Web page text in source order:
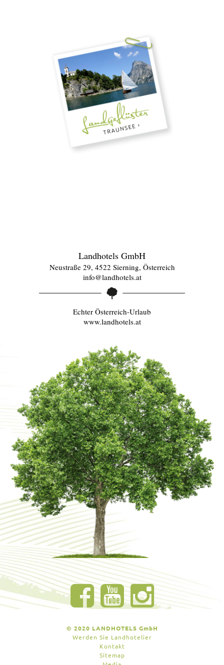
Landhotels GmbH
Neustraße 29, 4522 Sierning, Österreich
info@landhotels.at
Echter Österreich-Urlaub
www.landhotels.at
© 2020 LANDHOTELS GmbH
Werden Sie Landhotelier
Kontakt
Sitemap